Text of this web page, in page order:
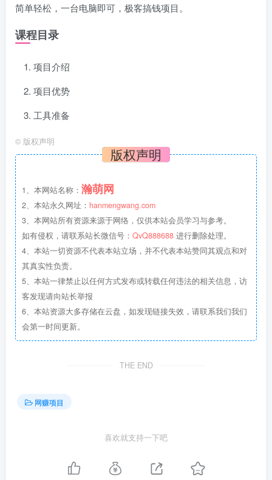
简单轻松，一台电脑即可，极客搞钱项目。
课程目录
项目介绍
项目优势
工具准备
© 版权声明
版权声明
1、本网站名称： 瀚萌网
2、本站永久网址： hanmengwang.com
3、本网站所有资源来源于网络，仅供本站会员学习与参考。
如有侵权，请联系站长微信号： QvQ888688 进行删除处理。
4、本站一切资源不代表本站立场，并不代表本站赞同其观点和对
其真实性负责。
5、本站一律禁止以任何方式发布或转载任何违法的相关信息，访
客发现请向站长举报
6、本站资源大多存储在云盘，如发现链接失效，请联系我们我们
会第一时间更新。
THE END
网赚项目
喜欢就支持一下吧